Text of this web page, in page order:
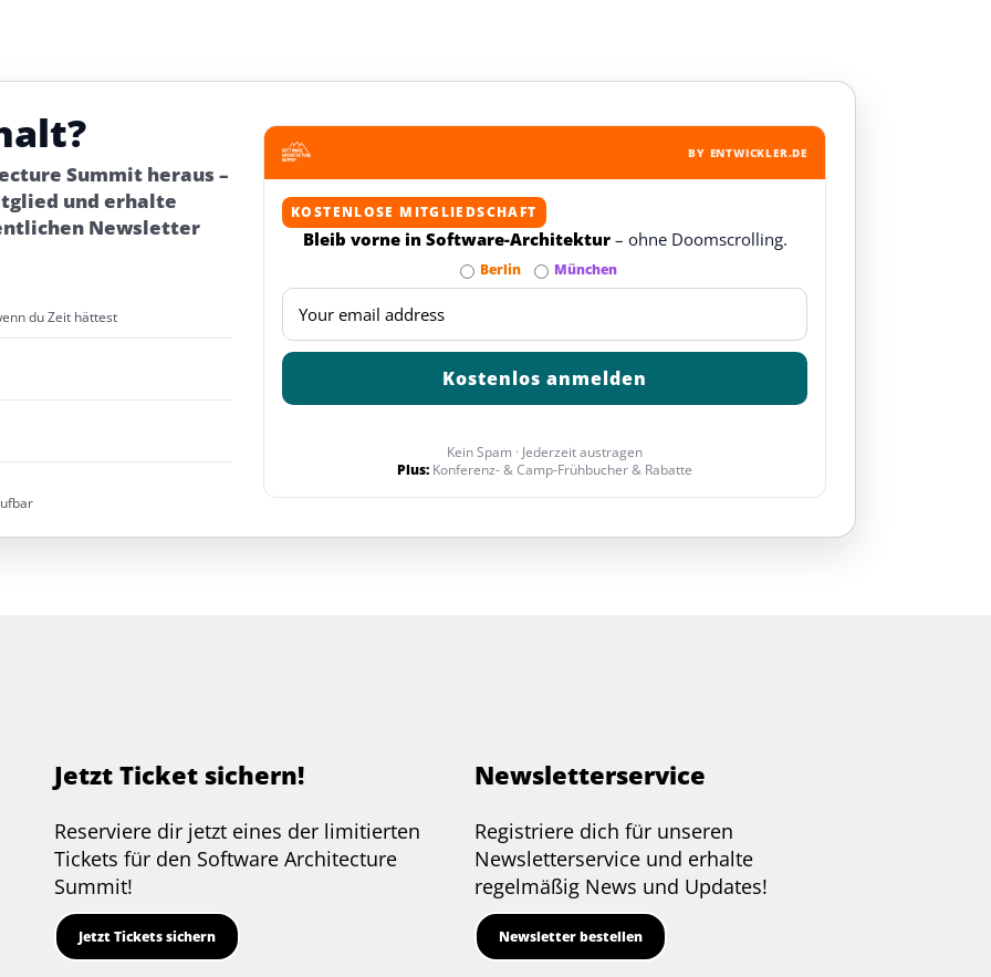
Summit heraus –
und erhalte
Newsletter
du Zeit hättest
BY ENTWICKLER.DE
KOSTENLOSE MITGLIEDSCHAFT
Bleib vorne in Software-Architektur – ohne Doomscrolling.
Berlin München
Kein Spam · Jederzeit austragen
Plus: Konferenz- & Camp-Frühbucher & Rabatte
Jetzt Ticket sichern!
Reserviere dir jetzt eines der limitierten
Tickets für den Software Architecture
Summit!
Jetzt Tickets sichern
Newsletterservice
Registriere dich für unseren
Newsletterservice und erhalte
regelmäßig News und Updates!
Newsletter bestellen